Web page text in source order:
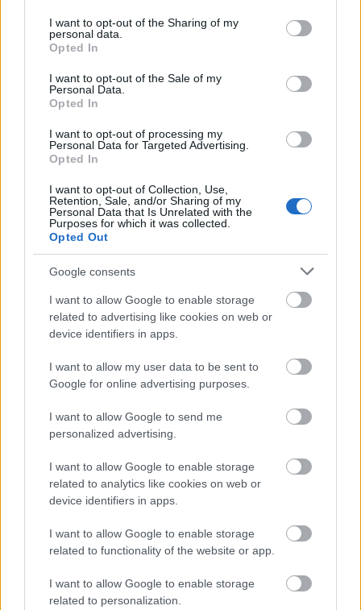
not limited to your visit or usage behaviour. You may click to
grant or deny consent to Google and its third-party tags to
use your data for below specified purposes in below Google
consent section.
I want to opt-out of the Sharing of my
personal data.
Opted In
I want to opt-out of the Sale of my
Personal Data.
Opted In
I want to opt-out of processing my
Personal Data for Targeted Advertising.
Opted In
I want to opt-out of Collection, Use,
Retention, Sale, and/or Sharing of my
Personal Data that Is Unrelated with the
Purposes for which it was collected.
Opted Out
Google consents
I want to allow Google to enable storage
related to advertising like cookies on web or
device identifiers in apps.
I want to allow my user data to be sent to
Google for online advertising purposes.
I want to allow Google to send me
personalized advertising.
I want to allow Google to enable storage
related to analytics like cookies on web or
device identifiers in apps.
I want to allow Google to enable storage
related to functionality of the website or app.
I want to allow Google to enable storage
related to personalization.
Forrás:Huffington Post
Kína Pénz Képzőművészet Képző
AZ EMBERSÉG ÜNNEPE
„NEM TÖBB EZER EMBERRE UTAZUNK, HANEM
EGY VÁLOGATOTT TÁRSASÁGRA”